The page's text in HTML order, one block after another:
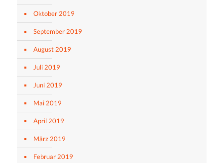
Oktober 2019
September 2019
August 2019
Juli 2019
Juni 2019
Mai 2019
April 2019
März 2019
Februar 2019